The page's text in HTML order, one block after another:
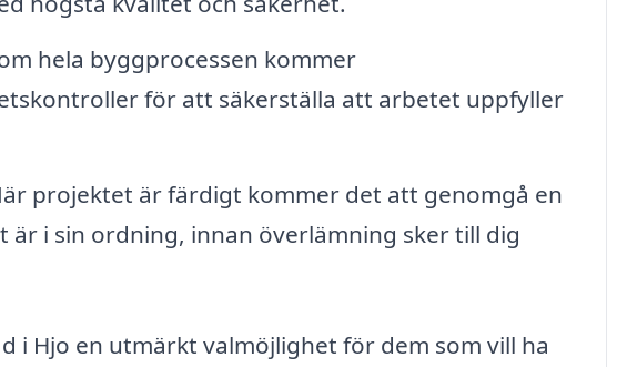
hela byggprocessen kommer
för att säkerställa att arbetet uppfyller
projektet är färdigt kommer det att genomgå en
i sin ordning, innan överlämning sker till dig
i Hjo en utmärkt valmöjlighet för dem som vill ha